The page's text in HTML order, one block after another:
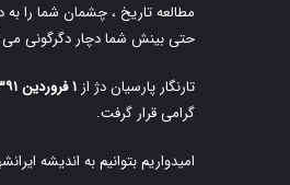
مطالعه تاریخ ، چشمان شما را
حتی بینش شما دچار دگرگونی
تارنگار پارسیان دژ از ۱ فروردین ۱۳۹۱
گرامی قرار گرفت.
امیدواریم بتوانیم به اندیشه